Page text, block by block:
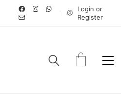
Login or
Register